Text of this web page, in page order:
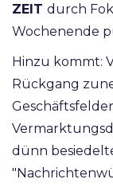
ZEIT durch
Wochenende
Hinzu kommt:
Rückgang
dünn